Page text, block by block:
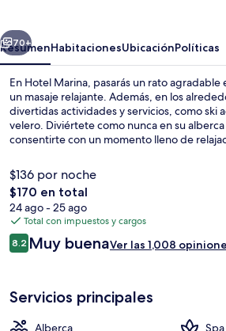
Siguiente
70+
ResumenHabitacionesUbicaciónPolíticas
En Hotel Marina, pasarás un rato
un masaje relajante. Además, en los
divertidas actividades y servicios, como ski
velero. Diviértete como nunca en su
consentirte con un momento lleno de
sesión de aromaterapia. Frente a la playa,
moderna y está abierto para el desayuno y
destaca por su bar o lounge, su sala de
hidromasaje. Otros visitantes hablan
características como el personal amable.
$136 por noche
El
precio
total
es
de
$170 en total
24 ago - 25 ago
Total con impuestos y cargos
Opiniones
8.28.2 de 10,
Muy buenaVer las 1,008
Servicios principales
Alberca
Spa